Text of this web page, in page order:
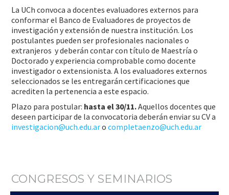
La UCh convoca a docentes evaluadores externos para
conformar el Banco de Evaluadores de proyectos de
investigación y extensión de nuestra institución. Los
postulantes pueden ser profesionales nacionales o
extranjeros y deberán contar con título de Maestría o
Doctorado y experiencia comprobable como docente
investigador o extensionista. A los evaluadores externos
seleccionados se les entregarán certificaciones que
acrediten la pertenencia a este espacio.
Plazo para postular: hasta el 30/11.Aquellos docentes que
deseen participar de la convocatoria deberán enviar su CV a
investigacion@uch.edu.aro completaenzo@uch.edu.ar
CONGRESOS Y SEMINARIOS